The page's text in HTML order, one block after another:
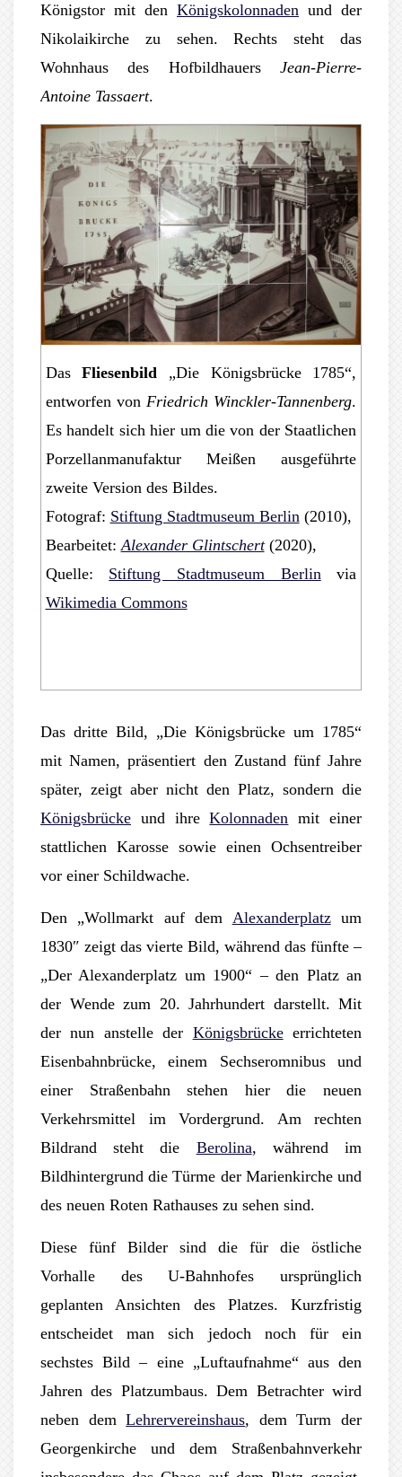
Königstor mit den Königskolonnaden und der
Nikolaikirche zu sehen. Rechts steht das
Wohnhaus des Hofbildhauers Jean-Pierre-
Antoine Tassaert.
DasFliesenbild „Die Königsbrücke 1785“,
entworfen vonFriedrich Winckler-Tannenberg.
Es handelt sich hier um die von der Staatlichen
Porzellanmanufaktur Meißen ausgeführte
zweite Version des Bildes.
Fotograf: Stiftung Stadtmuseum Berlin(2010),
Bearbeitet:Alexander Glintschert(2020),
Quelle: Stiftung Stadtmuseum Berlinvia
Wikimedia Commons
Das dritte Bild, „Die Königsbrücke um 1785“
mit Namen, präsentiert den Zustand fünf Jahre
später, zeigt aber nicht den Platz, sondern die
Königsbrücke und ihreKolonnaden mit einer
stattlichen Karosse sowie einen Ochsentreiber
vor einer Schildwache.
Den „Wollmarkt auf dem Alexanderplatzum
1830″ zeigt das vierte Bild, während das fünfte –
„Der Alexanderplatz um 1900“ – den Platz an
der Wende zum 20. Jahrhundert darstellt. Mit
der nun anstelle der Königsbrückeerrichteten
Eisenbahnbrücke, einem Sechseromnibus und
einer Straßenbahn stehen hier die neuen
Verkehrsmittel im Vordergrund. Am rechten
Bildrand steht die Berolina, während im
Bildhintergrund die Türme der Marienkirche und
des neuen Roten Rathauses zu sehen sind.
Diese fünf Bilder sind die für die östliche
Vorhalle des U-Bahnhofes ursprünglich
geplanten Ansichten des Platzes. Kurzfristig
entscheidet man sich jedoch noch für ein
sechstes Bild – eine „Luftaufnahme“ aus den
Jahren des Platzumbaus. Dem Betrachter wird
neben demLehrervereinshaus, dem Turm der
Georgenkirche und dem Straßenbahnverkehr